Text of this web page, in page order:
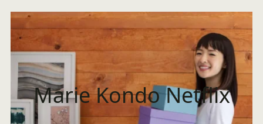
Marie Kondo Netflix